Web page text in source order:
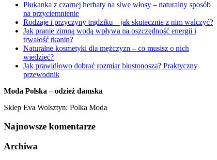
Płukanka z czarnej herbaty na siwe włosy – naturalny sposób
na przyciemnienie
Rodzaje i przyczyny trądziku – jak skutecznie z nim walczyć?
Jak pranie zimną wodą wpływa na oszczędność energii i
trwałość tkanin?
Naturalne kosmetyki dla mężczyzn – co musisz o nich
wiedzieć?
Jak prawidłowo dobrać rozmiar biustonosza? Praktyczny
przewodnik
Moda Polska – odzież damska
Sklep Eva Wolsztyn: Polka Moda
Najnowsze komentarze
Archiwa